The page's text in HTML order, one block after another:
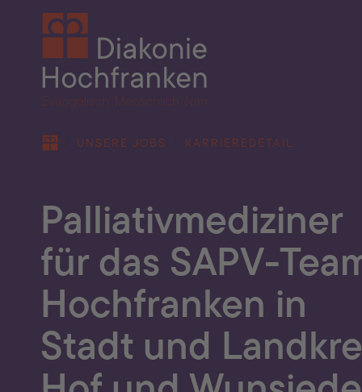
Skip to main content
UNSERE JOBS KARRIEREDETAIL
Palliativmediziner
für das SAPV-
Hochfranken in
Stadt und